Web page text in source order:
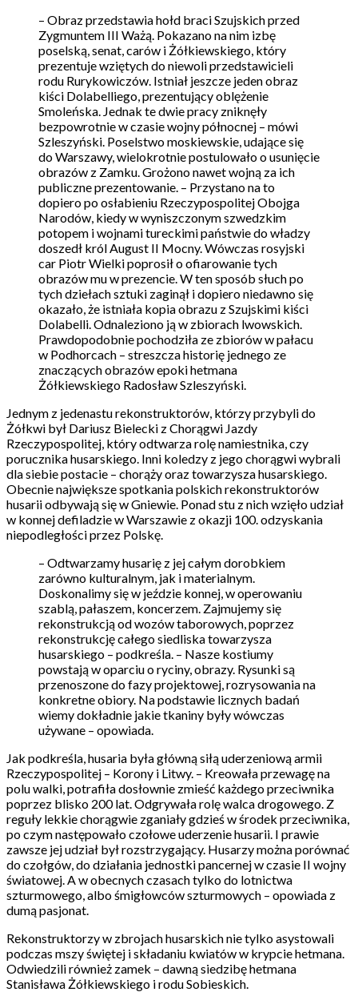
– Obraz przedstawia hołd braci Szujskich przed
Zygmuntem III Ważą. Pokazano na nim izbę
poselską, senat, carów i Żółkiewskiego, który
prezentuje wziętych do niewoli przedstawicieli
rodu Rurykowiczów. Istniał jeszcze jeden obraz
kiści Dolabelliego, prezentujący oblężenie
Smoleńska. Jednak te dwie pracy zniknęły
bezpowrotnie w czasie wojny północnej – mówi
Szleszyński. Poselstwo moskiewskie, udające się
do Warszawy, wielokrotnie postulowało o usunięcie
obrazów z Zamku. Grożono nawet wojną za ich
publiczne prezentowanie. – Przystano na to
dopiero po osłabieniu Rzeczypospolitej Obojga
Narodów, kiedy w wyniszczonym szwedzkim
potopem i wojnami tureckimi państwie do władzy
doszedł król August II Mocny. Wówczas rosyjski
car Piotr Wielki poprosił o ofiarowanie tych
obrazów mu w prezencie. W ten sposób słuch po
tych dziełach sztuki zaginął i dopiero niedawno się
okazało, że istniała kopia obrazu z Szujskimi kiści
Dolabelli. Odnaleziono ją w zbiorach lwowskich.
Prawdopodobnie pochodziła ze zbiorów w pałacu
w Podhorcach – streszcza historię jednego ze
znaczących obrazów epoki hetmana
Żółkiewskiego Radosław Szleszyński.
Jednym z jedenastu rekonstruktorów, którzy przybyli do
Żółkwi był Dariusz Bielecki z Chorągwi Jazdy
Rzeczypospolitej, który odtwarza rolę namiestnika, czy
porucznika husarskiego. Inni koledzy z jego chorągwi wybrali
dla siebie postacie – chorąży oraz towarzysza husarskiego.
Obecnie największe spotkania polskich rekonstruktorów
husarii odbywają się w Gniewie. Ponad stu z nich wzięło udział
w konnej defiladzie w Warszawie z okazji 100. odzyskania
niepodległości przez Polskę.
– Odtwarzamy husarię z jej całym dorobkiem
zarówno kulturalnym, jak i materialnym.
Doskonalimy się w jeździe konnej, w operowaniu
szablą, pałaszem, koncerzem. Zajmujemy się
rekonstrukcją od wozów taborowych, poprzez
rekonstrukcję całego siedliska towarzysza
husarskiego – podkreśla. – Nasze kostiumy
powstają w oparciu o ryciny, obrazy. Rysunki są
przenoszone do fazy projektowej, rozrysowania na
konkretne obiory. Na podstawie licznych badań
wiemy dokładnie jakie tkaniny były wówczas
używane – opowiada.
Jak podkreśla, husaria była główną siłą uderzeniową armii
Rzeczypospolitej – Korony i Litwy. – Kreowała przewagę na
polu walki, potrafiła dosłownie zmieść każdego przeciwnika
poprzez blisko 200 lat. Odgrywała rolę walca drogowego. Z
reguły lekkie chorągwie zganiały gdzieś w środek przeciwnika,
po czym następowało czołowe uderzenie husarii. I prawie
zawsze jej udział był rozstrzygający. Husarzy można porównać
do czołgów, do działania jednostki pancernej w czasie II wojny
światowej. A w obecnych czasach tylko do lotnictwa
szturmowego, albo śmigłowców szturmowych – opowiada z
dumą pasjonat.
Rekonstruktorzy w zbrojach husarskich nie tylko asystowali
podczas mszy świętej i składaniu kwiatów w krypcie hetmana.
Odwiedzili również zamek – dawną siedzibę hetmana
Stanisława Żółkiewskiego i rodu Sobieskich.